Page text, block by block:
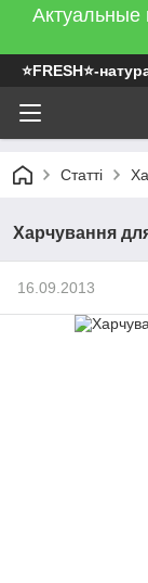
Актуальные
⭐FRESH⭐-
Статті
Харчування
16.09.2013